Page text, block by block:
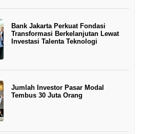
Bank Jakarta Perkuat Fondasi
Transformasi Berkelanjutan Lewat
Investasi Talenta Teknologi
Jumlah Investor Pasar Modal
Tembus 30 Juta Orang